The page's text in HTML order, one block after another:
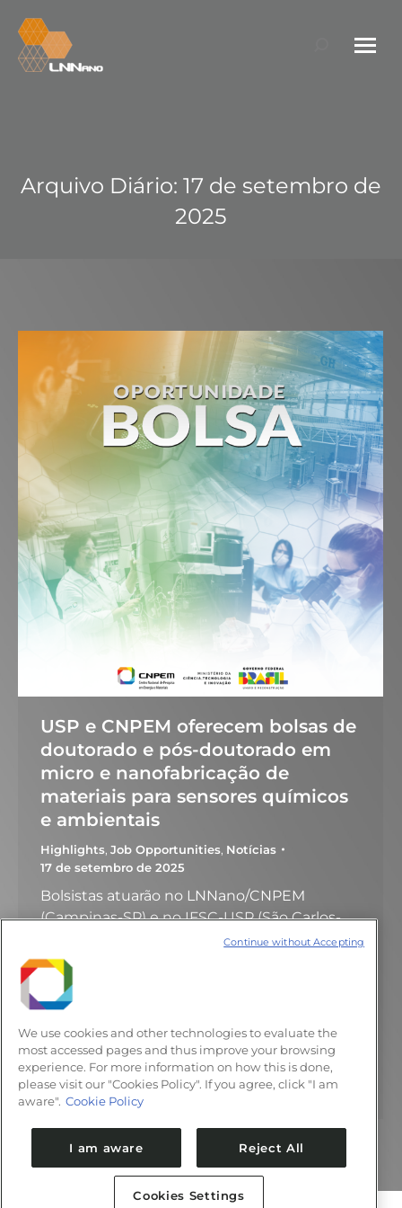
Search:
Arquivo Diário: 17 de setembro de
2025
USP e CNPEM oferecem bolsas de
doutorado e pós-doutorado em
micro e nanofabricação de
materiais para sensores químicos
e ambientais
Highlights, Job Opportunities, Notícias
17 de setembro de 2025
Bolsistas atuarão no LNNano/CNPEM
(Campinas-SP) e no IFSC-USP (São Carlos-
SP); candidaturas por e-mail O Centro
Nacional de Pesquisa em Energia e Materiais
(CNPEM), em colaboração com a
Universidade de São Paulo (USP), oferece
duas bolsas de doutorado (R$ 5.520,00 cada)
e uma bolsa de pós-doutorado (R$
12.000,00) no âmbito do edital USP–CNPEM.
As oportunidades envolvem…
We use cookies and other technologies to evaluate the
most accessed pages and thus improve your browsing
experience. For more information on how this is done,
please visit our "Cookies Policy". If you agree, click "I am
aware". Cookie Policy
I am aware Reject All
Cookies Settings
Continue without Accepting